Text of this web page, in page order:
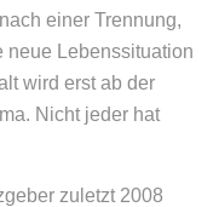
einer Trennung,
neue Lebenssituation
wird erst ab der
Nicht jeder hat
zuletzt 2008